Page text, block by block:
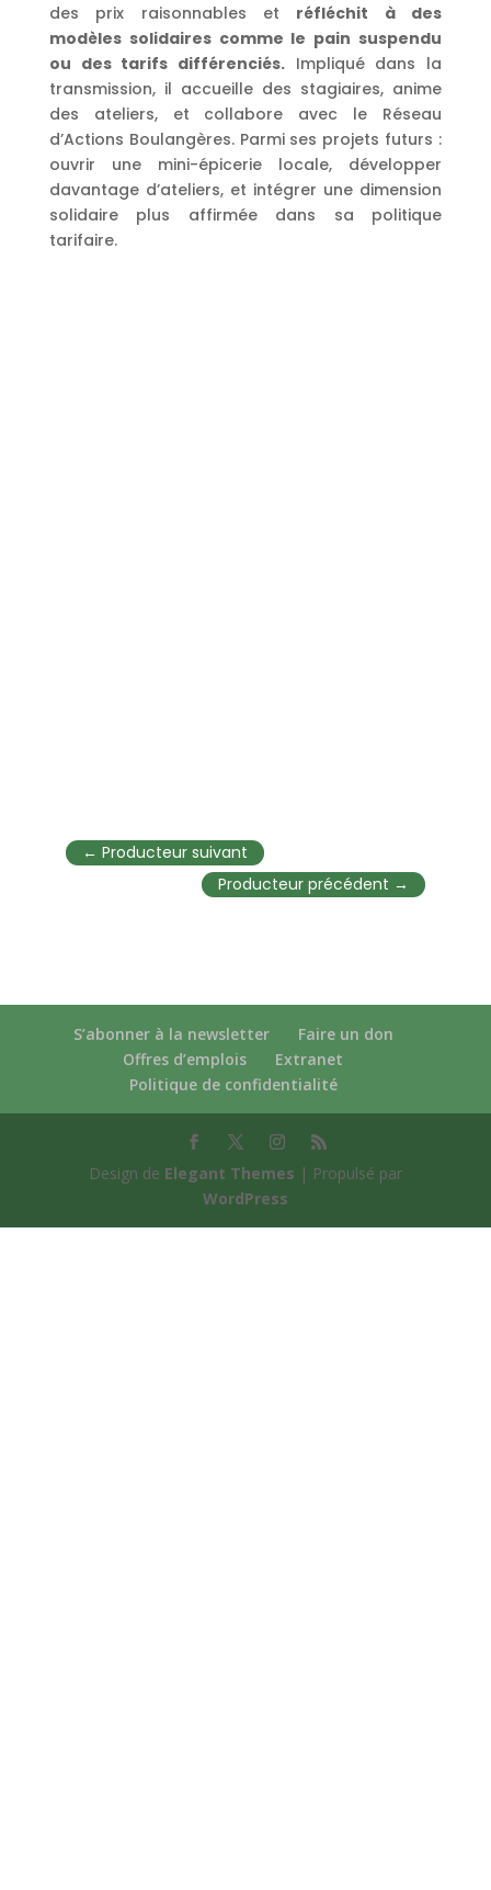
des prix raisonnables et réfléchit à des
modèles solidaires comme le pain suspendu
ou des tarifs différenciés. Impliqué dans la
transmission, il accueille des stagiaires, anime
des ateliers, et collabore avec le Réseau
d’Actions Boulangères. Parmi ses projets futurs :
ouvrir une mini-épicerie locale, développer
davantage d’ateliers, et intégrer une dimension
solidaire plus affirmée dans sa politique
tarifaire.
← Producteur suivant
Producteur précédent →
S’abonner à la newsletter
Faire un don
Offres d’emplois
Extranet
Politique de confidentialité
Design de Elegant Themes | Propulsé par
WordPress